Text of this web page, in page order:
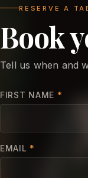
RESERVE A
Book
Tell us when and
FIRST NAME *
EMAIL *